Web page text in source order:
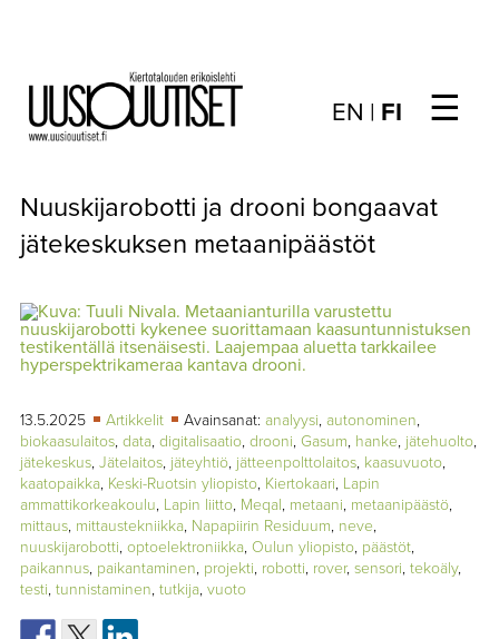
Choose
kieli:
EN | FI ☰
ARTIKKELIT
ARKISTO
MEDIATIEDOT
TIETOA
LEHDESTÄ
TAPAHTUMAT
YHTEYSTIEDOT
Nuuskijarobotti ja drooni bongaavat
jätekeskuksen metaanipäästöt
13.5.2025 Artikkelit Avainsanat: analyysi, autonominen,
biokaasulaitos, data, digitalisaatio, drooni, Gasum, hanke, jätehuolto,
jätekeskus, Jätelaitos, jäteyhtiö, jätteenpolttolaitos, kaasuvuoto,
kaatopaikka, Keski-Ruotsin yliopisto, Kiertokaari, Lapin
ammattikorkeakoulu, Lapin liitto, Meqal, metaani, metaanipäästö,
mittaus, mittaustekniikka, Napapiirin Residuum, neve,
nuuskijarobotti, optoelektroniikka, Oulun yliopisto, päästöt,
paikannus, paikantaminen, projekti, robotti, rover, sensori, tekoäly,
testi, tunnistaminen, tutkija, vuoto